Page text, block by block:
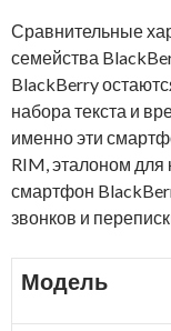
Сравнительные
семейства
BlackBerry
набора текста и
именно эти
RIM, эталоном для
смартфон
звонков и
Модель